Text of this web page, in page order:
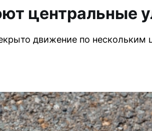
центральные
движение по нескольким